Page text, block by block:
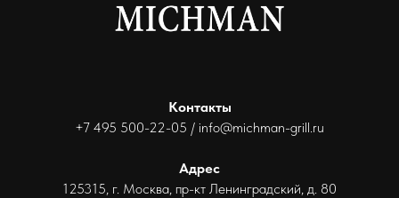
Контакты
+7 495 500-22-05 / info@michman-grill.ru
Адрес
125315, г. Москва, пр-кт Ленинградский, д. 80